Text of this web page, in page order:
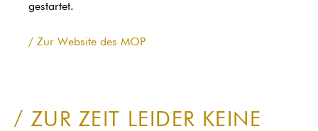
gestartet.
Zur Website des MOP
ZUR ZEIT LEIDER KEINE